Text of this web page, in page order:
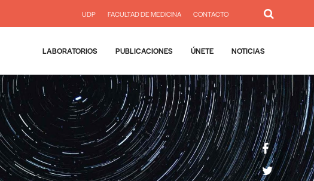
UDP FACULTAD DE MEDICINA CONTACTO
LABORATORIOS PUBLICACIONES ÚNETE NOTICIAS